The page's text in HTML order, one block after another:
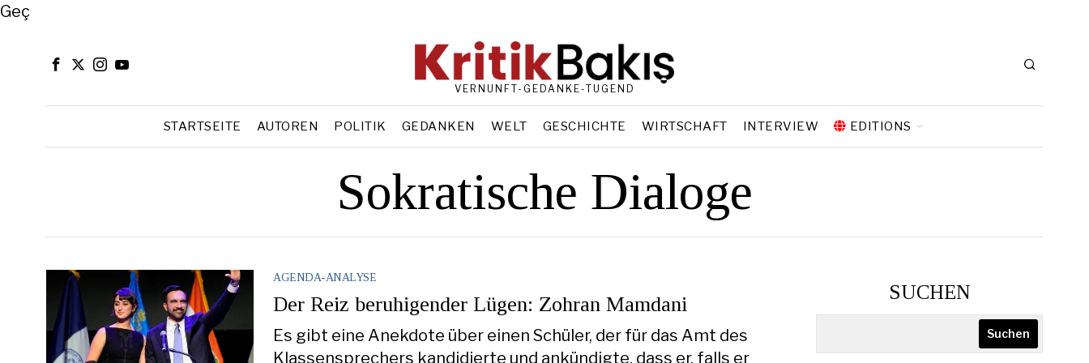
Close
Geç
VERNUNFT-GEDANKE-TUGEND
STARTSEITE AUTOREN POLITIK GEDANKEN WELT GESCHICHTE WIRTSCHAFT INTERVIEW EDITIONS
Sokratische Dialoge
AGENDA-ANALYSE
Der Reiz beruhigender Lügen: Zohran Mamdani
Es gibt eine Anekdote über einen Schüler, der für das Amt des
Klassensprechers kandidierte und ankündigte, dass er, falls er
SUCHEN
Suchen